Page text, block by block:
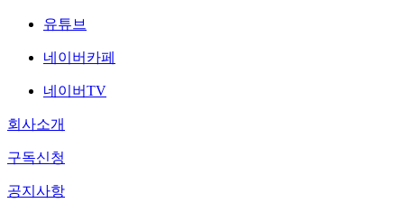
유튜브
네이버카페
네이버TV
회사소개
구독신청
공지사항